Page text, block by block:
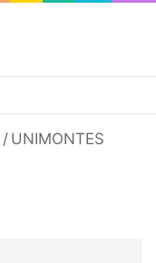
/ UNIMONTES